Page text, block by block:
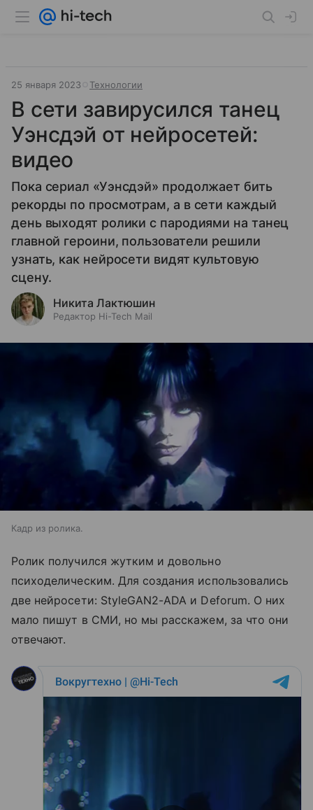
25 января 2023 Технологии
В сети завирусился танец
Уэнсдэй от нейросетей:
видео
Пока сериал «Уэнсдэй» продолжает бить
рекорды по просмотрам, а в сети каждый
день выходят ролики с пародиями на танец
главной героини, пользователи решили
узнать, как нейросети видят культовую
сцену.
Никита Лактюшин
Редактор Hi-Tech Mail
Кадр из ролика.
Ролик получился жутким и довольно
психоделическим. Для создания использовались
две нейросети: StyleGAN2-ADA и Deforum. О них
мало пишут в СМИ, но мы расскажем, за что они
отвечают.